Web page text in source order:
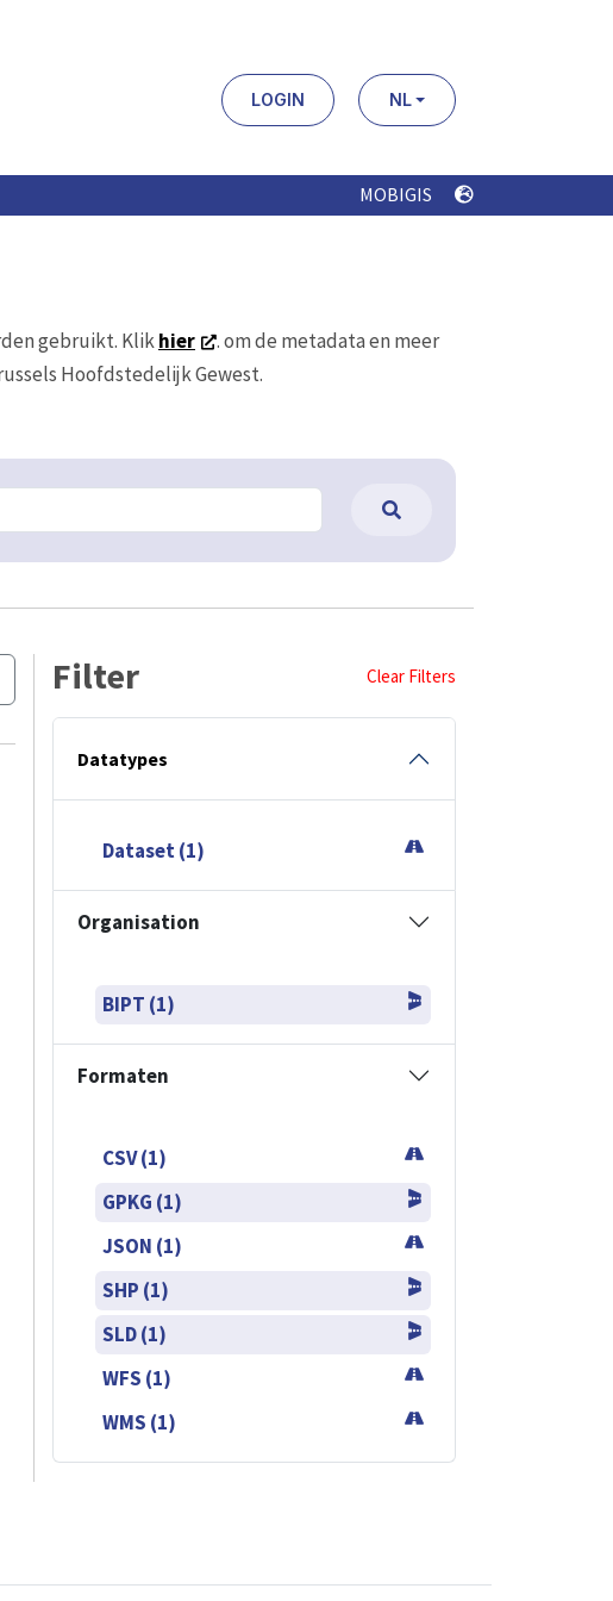
LOGIN NL
MOBIGIS
gebruikt. Klikhier
. om de metadata en meer
Hoofdstedelijk Gewest.
Filter Clear Filters
Datatypes
Dataset (1)
Organisation
BIPT (1)
Formaten
CSV (1)
GPKG (1)
JSON (1)
SHP (1)
SLD (1)
WFS (1)
WMS (1)